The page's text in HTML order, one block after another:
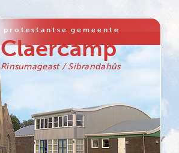
protestantse gemeente
Claercamp
Rinsumageast / Sibrandahûs